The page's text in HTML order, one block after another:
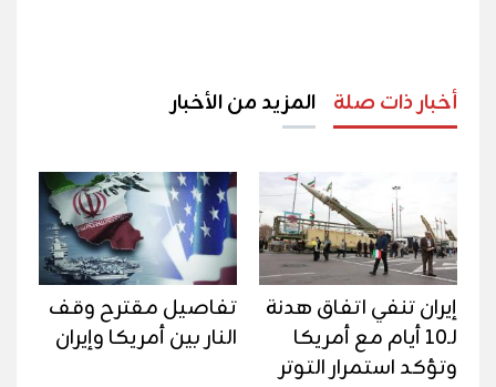
أخبار ذات صلة المزيد من الأخبار
إيران تنفي اتفاق هدنة
لـ10 أيام مع أمريكا
وتؤكد استمرار التوتر
تفاصيل مقترح وقف
النار بين أمريكا وإيران